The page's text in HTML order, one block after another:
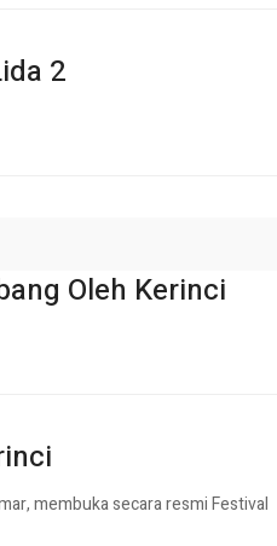
2
Oleh Kerinci
membuka secara resmi Festival